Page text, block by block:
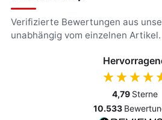
Verifizierte Bewertungen aus
unabhängig vom einzelnen Artikel.
4,79 Sterne
10.533